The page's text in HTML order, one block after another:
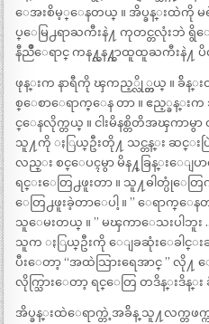
ေအးစိမ့္ေနတယ္ ။ အိပ္ခန္းထဲကို မ
ပ္ေမြ႕ရာႀကီးနဲ႔ ကုတင္တလုံးဘဲ
နီညိဳေရာင္ ကန႔္လန႔္ကာထူထူႀကီးနဲ႔ ပိ
ဖုန္းက နာရီကို ၾကည့္လို္က္တယ္ ။ ခ်ိန္း
စ္ေစာေရာက္ေန တာ ။ ဧည့္ခန္းက
င္ေနလိုက္တယ္ ။ ငါးမိနစ္တိတိအၾကာမွာ
သူ႔ကို ႏြယ္ဦးတို႔ သင္တန္း ဆင္းပြဲ
လည္း စင္ေပၚမွာ မိန႔္ခြန္းေျ
ရင္းေတြ႕ဖူးတာ ။ သူ႔ဓါတ္ပုံေ
ေတြ႕ဖူးခဲ့တာေပါ့ ။ ” ေရာက္ေနတ
သူေမးတယ္ ။ ” မၾကာေသးပါဘူး
သူက ႏြယ္ဦးကို ေျခဆုံးေခါင္း
ပီးေတာ့ “အထဲသြားရေအာင္ ” လို
လိုက္သြားေတာ့ ရင္ေတြ တဒိန္းဒိန္
အိပ္ခန္းထဲေရာက္တဲ့အခ်ိန္ သူ႔လက္တဖက္